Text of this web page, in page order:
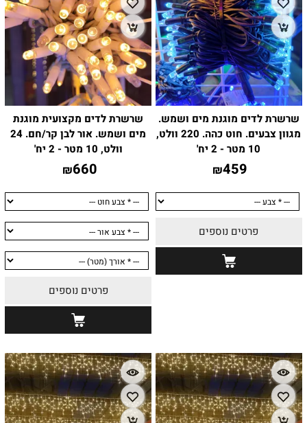
שרשרת לדים מוגנת מים ושמש.
מגוון צבעים. חוט כהה. 220 וולט,
10 מטר - 2 יח'
₪459
פרטים נוספים
שרשרת לדים מקצועית מוגנת
מים ושמש. אור לבן קר/חם. 24
וולט, 10 מטר - 2 יח'
₪660
פרטים נוספים